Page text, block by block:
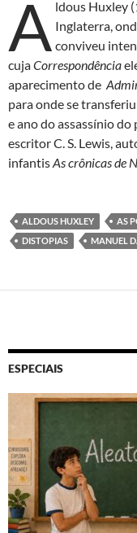
A ldous Huxley
Inglaterra,
conviveu
cujaCorrespondência
aparecimento de
para onde se
e ano do assassínio
escritor C. S. Lewis,
infantisAs crônicas de
ALDOUS HUXLEY AS
DISTOPIAS
MANUEL
ESPECIAIS